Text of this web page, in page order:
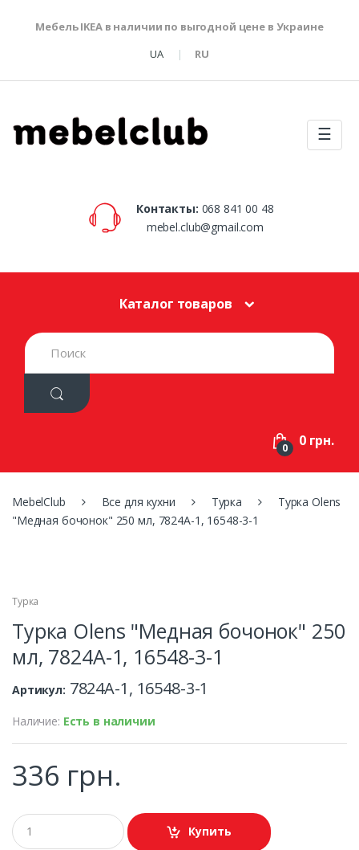
Мебель IKEA в наличии по выгодной цене в Украине
UA
RU
☰
Контакты: 068 841 00 48
mebel.club@gmail.com
Каталог товаров
S
e
h
:
0 0 грн.
MebelClub Все для кухни Турка
Турка Olens
"Медная бочонок" 250 мл, 7824A-1, 16548-3-1
Турка
Турка Olens "Медная бочонок" 250
мл, 7824A-1, 16548-3-1
Артикул: 7824A-1, 16548-3-1
Наличие: Есть в наличии
336 грн.
Купить